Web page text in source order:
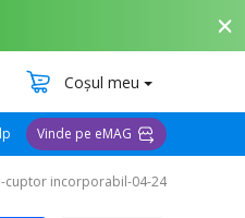
Coșul meu
Vinde pe eMAG
cuptor incorporabil-04-24